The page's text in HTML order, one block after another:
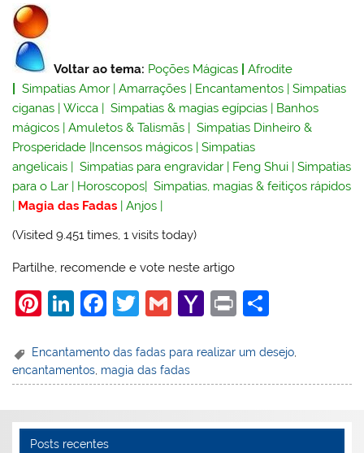
Voltar ao tema: Poções Mágicas |Afrodite
Simpatias Amor |Amarrações | Encantamentos |Simpatias
ciganas |Wicca |Simpatias & magias egípcias | Banhos
mágicos |Amuletos & Talismãs |Simpatias Dinheiro &
Prosperidade |Incensos mágicos |Simpatias
angelicais |Simpatias para engravidar | Feng Shui |Simpatias
para o Lar | Horoscopos|Simpatias, magias & feitiços rápidos
| Magia das Fadas |Anjos |
(Visited 9.451 times, 1 visits today)
Partilhe, recomende e vote neste artigo
Pi
er
e
st
Li
k
e
n
F
c
e
o
T
itt
er
G
ai
l
Y
h
o
M
Pr
t
ar
e
Encantamento das fadas para realizar um desejo,
encantamentos magia das fadas
Posts recentes